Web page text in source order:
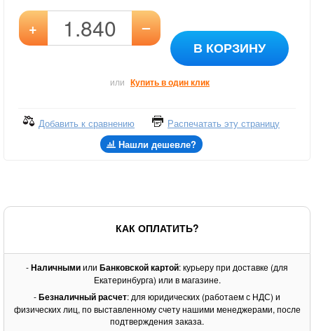
+ –
В КОРЗИНУ
или Купить в один клик
Добавить к сравнению
Распечатать эту страницу
Нашли дешевле?
КАК ОПЛАТИТЬ?
-Наличнымиили Банковской картой: курьеру при доставке (для
Екатеринбурга) или в магазине.
-Безналичный расчет: для юридических (работаем с НДС) и
физических лиц, по выставленному счету нашими менеджерами, после
подтверждения заказа.